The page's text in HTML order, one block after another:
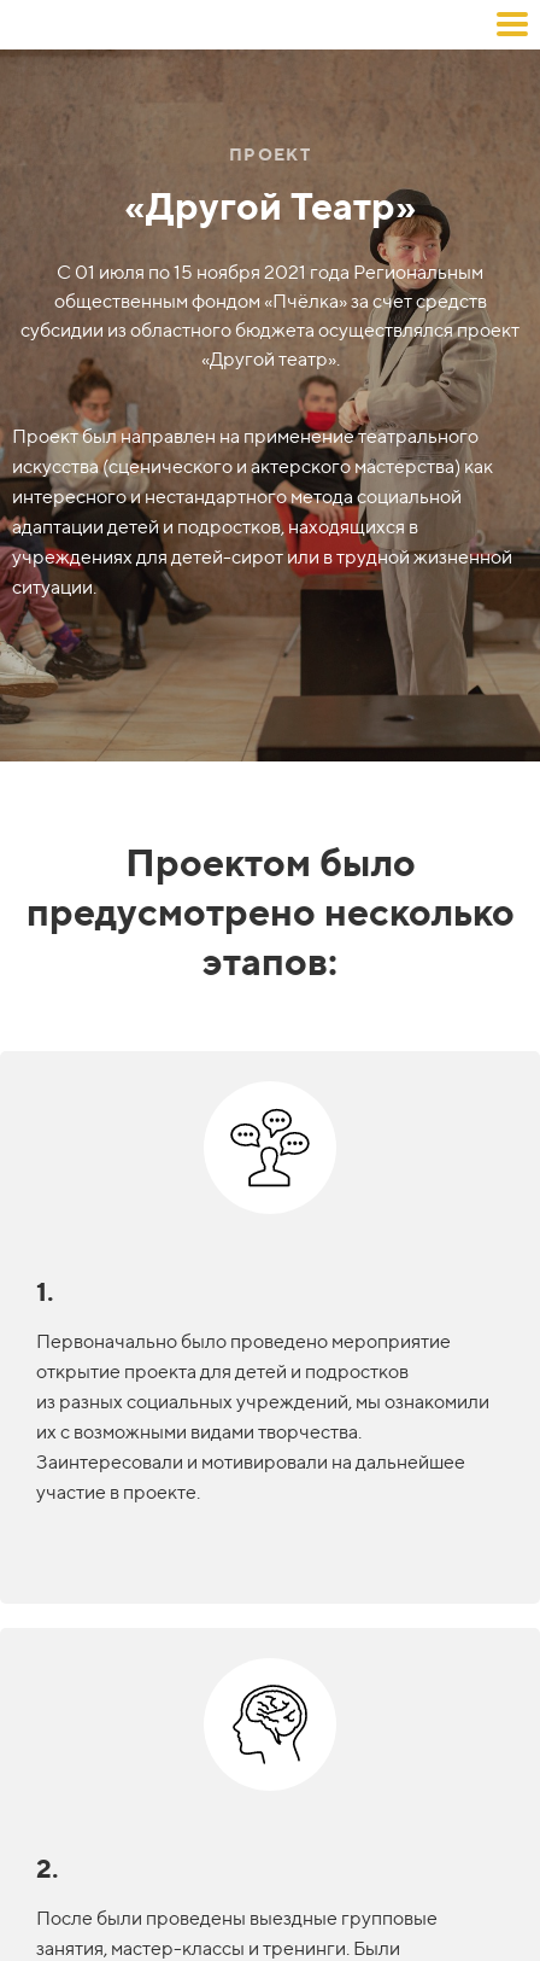
ПРОЕКТ
«Другой Театр»
С 01 июля по 15 ноября 2021 года Региональным
общественным фондом «Пчёлка» за счет средств
субсидии из областного бюджета осуществлялся проект
«Другой театр».
Проект был направлен на применение театрального
искусства (сценического и актерского мастерства) как
интересного и нестандартного метода социальной
адаптации детей и подростков, находящихся в
учреждениях для детей-сирот или в трудной жизненной
ситуации.
Проектом было
предусмотрено несколько
этапов:
1.
Первоначально было проведено мероприятие
открытие проекта для детей и подростков
из разных социальных учреждений, мы ознакомили
их с возможными видами творчества.
Заинтересовали и мотивировали на дальнейшее
участие в проекте.
2.
После были проведены выездные групповые
занятия, мастер-классы и тренинги. Были